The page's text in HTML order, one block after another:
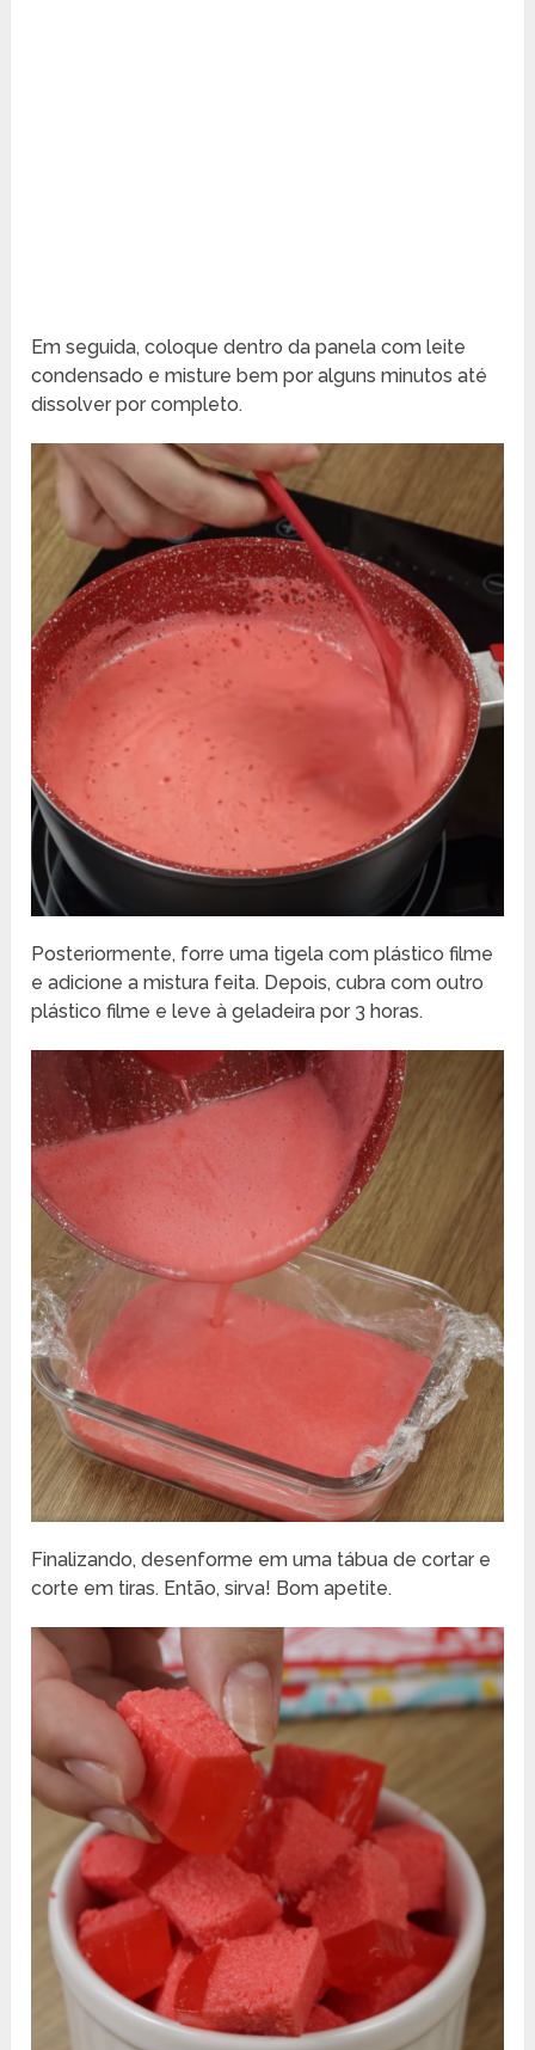
Em seguida, coloque dentro da panela com leite
condensado e misture bem por alguns minutos até
dissolver por completo.
Posteriormente, forre uma tigela com plástico filme
e adicione a mistura feita. Depois, cubra com outro
plástico filme e leve à geladeira por 3 horas.
Finalizando, desenforme em uma tábua de cortar e
corte em tiras. Então, sirva! Bom apetite.